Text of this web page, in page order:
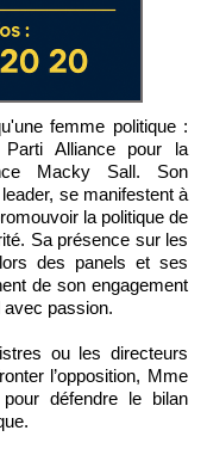
Alliance pour la
Macky Sall. Son
se manifestent à
la politique de
Sa présence sur les
des panels et ses
de son engagement
avec passion.
ou les directeurs
l’opposition, Mme
défendre le bilan